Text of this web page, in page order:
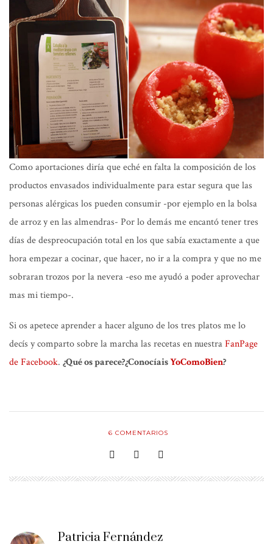
Como aportaciones diría que eché en falta la composición de los
productos envasados individualmente para estar segura que las
personas alérgicas los pueden consumir -por ejemplo en la bolsa
de arroz y en las almendras- Por lo demás me encantó tener tres
días de despreocupación total en los que sabía exactamente a que
hora empezar a cocinar, que hacer, no ir a la compra y que no me
sobraran trozos por la nevera -eso me ayudó a poder aprovechar
mas mi tiempo-.
Si os apetece aprender a hacer alguno de los tres platos me lo
decís y comparto sobre la marcha las recetas en nuestraFanPage
de Facebook. ¿Qué os parece?¿ConocíaisYoComoBien?
6 COMENTARIOS
Patricia Fernández